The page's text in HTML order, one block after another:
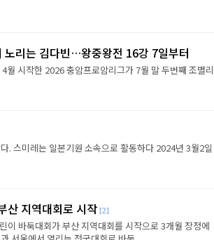
리는 김다빈…왕중왕전 16강 7일부터
시작한 2026 충암프로암리그가 7월 말 두번째 조별리
. 스미레는 일본기원 소속으로 활동하다 2024년 3월2일
산 지역대회로 시작 [2]
이 바둑대회가 부산 지역대회를 시작으로 3개월 장정에